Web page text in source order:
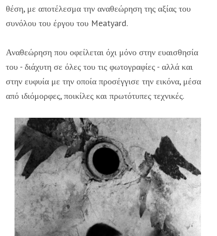
θέση, με αποτέλεσμα την αναθεώρηση της αξίας του
συνόλου του έργου του Meatyard.
Αναθεώρηση που οφείλεται όχι μόνο στην ευαισθησία
του - διάχυτη σε όλες του τις φωτογραφίες - αλλά και
στην ευφυία με την οποία προσέγγισε την εικόνα, μέσα
από ιδιόμορφες, ποικίλες και πρωτότυπες τεχνικές.